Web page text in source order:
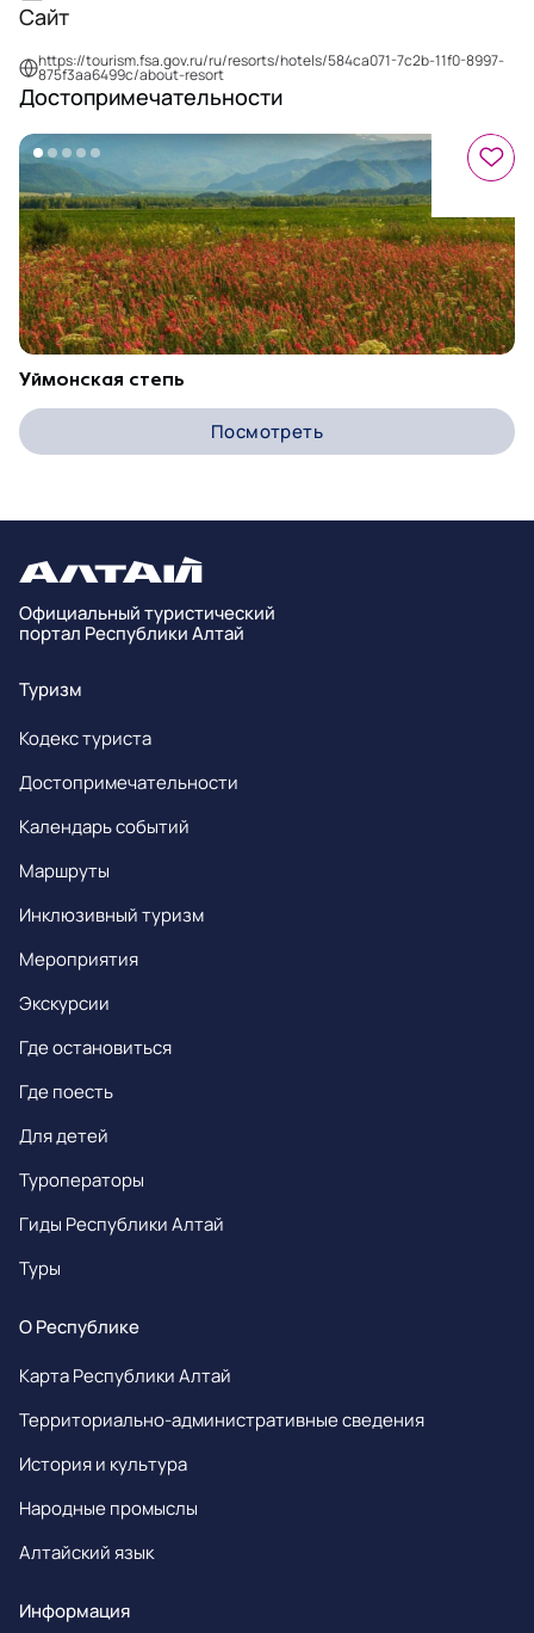
Сайт
https://tourism.fsa.gov.ru/ru/resorts/hotels/584ca071-7c2b-11f0-8997-
875f3aa6499c/about-resort
Достопримечательности
Уймонская степь
Посмотреть
Официальный туристический
портал Республики Алтай
Туризм
Кодекс туриста
Достопримечательности
Календарь событий
Маршруты
Инклюзивный туризм
Мероприятия
Экскурсии
Где остановиться
Где поесть
Для детей
Туроператоры
Гиды Республики Алтай
Туры
О Республике
Карта Республики Алтай
Территориально-административные сведения
История и культура
Народные промыслы
Алтайский язык
Информация